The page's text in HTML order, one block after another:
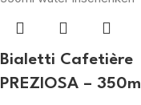
Bialetti Cafetière
PREZIOSA – 350ml